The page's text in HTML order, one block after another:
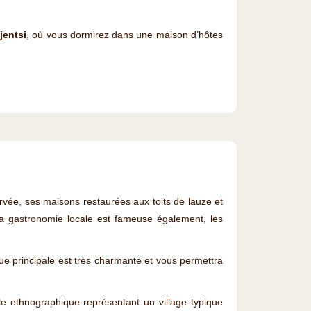
, où vous dormirez dans une maison d’hôtes
ses maisons restaurées aux toits de lauze et
locale est fameuse également, les
principale est très charmante et vous permettra
ethnographique représentant un village typique